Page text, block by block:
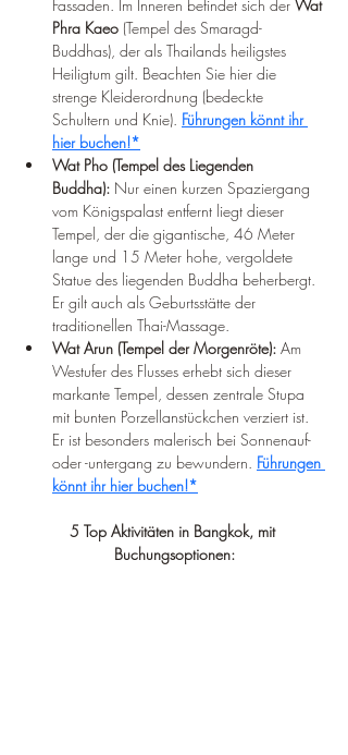
Fassaden. Im Inneren befindet sich der Wat
Phra Kaeo (Tempel des Smaragd-
Buddhas), der als Thailands heiligstes
Heiligtum gilt. Beachten Sie hier die
strenge Kleiderordnung (bedeckte
Schultern und Knie). Führungen könnt ihr
hier buchen!*
Wat Pho (Tempel des Liegenden
Buddha): Nur einen kurzen Spaziergang
vom Königspalast entfernt liegt dieser
Tempel, der die gigantische, 46 Meter
lange und 15 Meter hohe, vergoldete
Statue des liegenden Buddha beherbergt.
Er gilt auch als Geburtsstätte der
traditionellen Thai-Massage.
Wat Arun (Tempel der Morgenröte): Am
Westufer des Flusses erhebt sich dieser
markante Tempel, dessen zentrale Stupa
mit bunten Porzellanstückchen verziert ist.
Er ist besonders malerisch bei Sonnenauf-
oder -untergang zu bewundern. Führungen
könnt ihr hier buchen!*
5 Top Aktivitäten in Bangkok, mit
Buchungsoptionen: